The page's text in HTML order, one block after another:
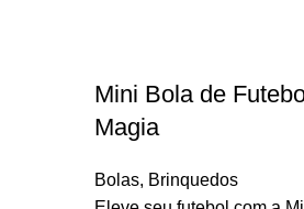
Mini Bola de
Magia
Bolas, Brinquedos